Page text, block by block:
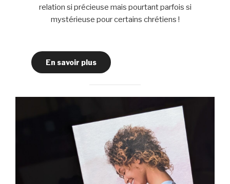
relation si précieuse mais pourtant parfois si
mystérieuse pour certains chrétiens !
En savoir plus